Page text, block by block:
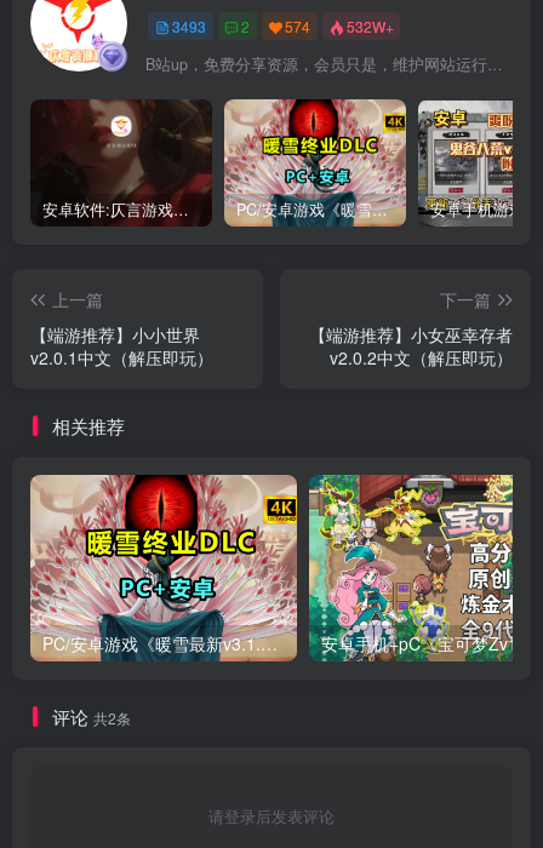
3493 2 574 532W+
B站up，免费分享资源，会员只是，维护网站运行，会员权利为可以支持本地下载，更多内容，敬请期待！
安卓软件:仄言游戏库4.0APP全新上架了！没有下的赶紧下载呀！ PC/安卓游戏《暖雪最新v3.1.0.1》终业DLC整合版！
上一篇
【端游推荐】小小世界
v2.0.1中文（解压即玩）
下一篇
【端游推荐】小女巫幸存者
v2.0.2中文（解压即玩）
相关推荐
PC/安卓游戏《暖雪最新v3.1.0.1》终业DLC整合版！
评论 共2条
请登录后发表评论